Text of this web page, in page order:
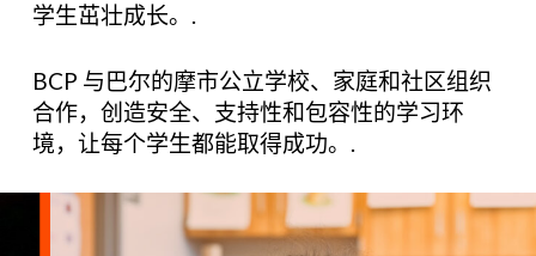
学生茁壮成长。.
BCP 与巴尔的摩市公立学校、家庭和社区组织
合作，创造安全、支持性和包容性的学习环
境，让每个学生都能取得成功。.